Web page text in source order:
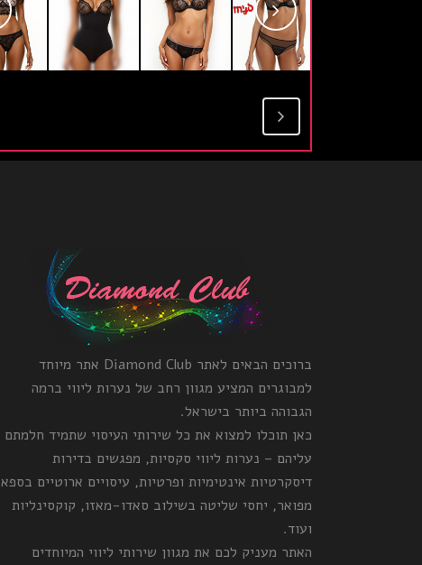
ברוכים הבאים לאתר Diamond Club אתר מיוחד
למבוגרים המציע מגוון רחב של נערות ליווי ברמה
הגבוהה ביותר בישראל.
כאן תוכלו למצוא את כל שירותי העיסוי שתמיד חלמתם
עליהם – נערות ליווי סקסיות, מפגשים בדירות
דיסקרטיות אינטימיות ופרטיות, עיסויים ארוטיים בספא
מפואר, יחסי שליטה בשילוב סאדו-מאזו, קוקסינליות
ועוד.
האתר מעניק לכם את מגוון שירותי ליווי המיוחדים